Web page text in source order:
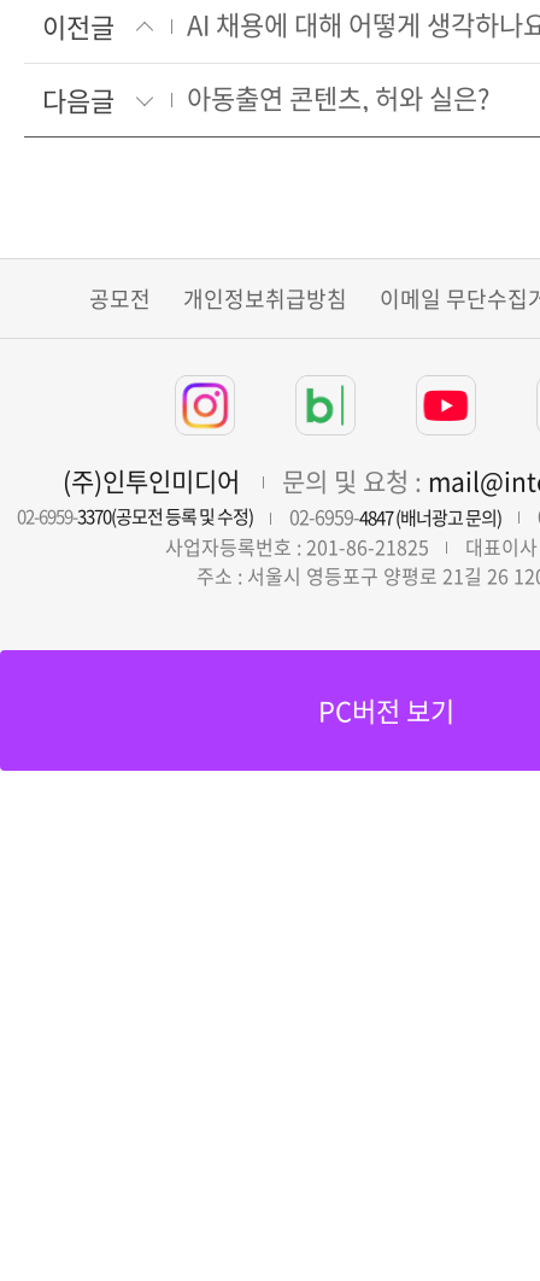
이전글
AI 채용에 대해 어떻게 생각하나
다음글
아동출연 콘텐츠, 허와 실은?
공모전 개인정보취급방침 이메일 무단수집
(주)인투인미디어 문의 및 요청 :
02-6959-3370(공모전 등록 및 수정) 02-6959-4847 (배너광고 문의)
사업자등록번호 : 201-86-21825
대표이
주소 : 서울시 영등포구 양평로 21길 26
PC버전 보기